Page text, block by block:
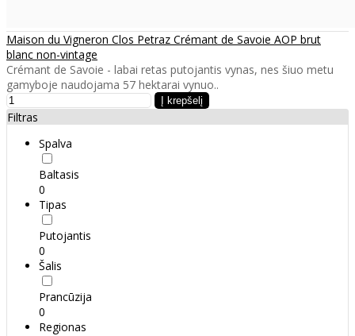
Maison du Vigneron Clos Petraz Crémant de Savoie AOP brut
blanc non-vintage
Crémant de Savoie - labai retas putojantis vynas, nes šiuo metu
gamyboje naudojama 57 hektarai vynuo..
Filtras
Spalva
Baltasis
0
Tipas
Putojantis
0
Šalis
Prancūzija
0
Regionas